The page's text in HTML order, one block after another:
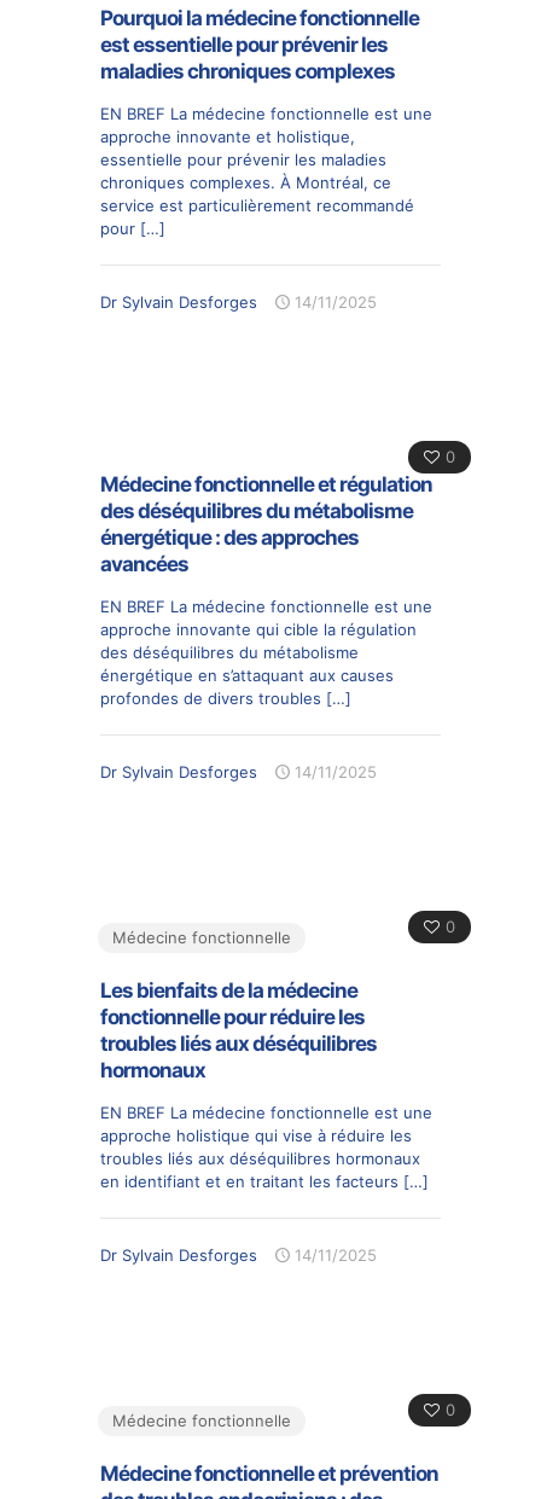
Pourquoi la médecine fonctionnelle
est essentielle pour prévenir les
maladies chroniques complexes
EN BREF La médecine fonctionnelle est une
approche innovante et holistique,
essentielle pour prévenir les maladies
chroniques complexes. À Montréal, ce
service est particulièrement recommandé
pour […]
Dr Sylvain Desforges 14/11/2025
0
Médecine fonctionnelle et régulation
des déséquilibres du métabolisme
énergétique : des approches
avancées
EN BREF La médecine fonctionnelle est une
approche innovante qui cible la régulation
des déséquilibres du métabolisme
énergétique en s’attaquant aux causes
profondes de divers troubles […]
Dr Sylvain Desforges 14/11/2025
0
Médecine fonctionnelle
Les bienfaits de la médecine
fonctionnelle pour réduire les
troubles liés aux déséquilibres
hormonaux
EN BREF La médecine fonctionnelle est une
approche holistique qui vise à réduire les
troubles liés aux déséquilibres hormonaux
en identifiant et en traitant les facteurs […]
Dr Sylvain Desforges 14/11/2025
0
Médecine fonctionnelle
Médecine fonctionnelle et prévention